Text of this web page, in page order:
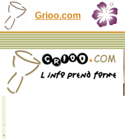
Grioo.com